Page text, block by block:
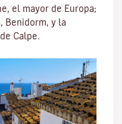
el mayor de Europa;
Benidorm, y la
Calpe.